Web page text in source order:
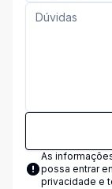
As
possa entrar
privacidade e